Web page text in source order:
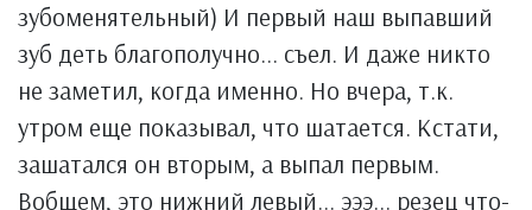
зубоменятельный) И первый наш выпавший
зуб деть благополучно... съел. И даже никто
не заметил, когда именно. Но вчера, т.к.
утром еще показывал, что шатается. Кстати,
зашатался он вторым, а выпал первым.
Вобщем, это нижний левый... эээ... резец что-